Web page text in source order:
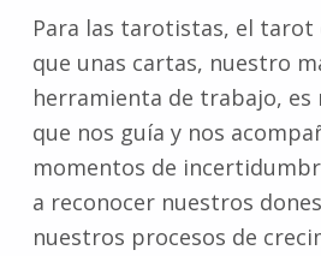
Para las tarotistas, el tarot
que unas cartas, nuestro
herramienta de trabajo, es
que nos guía y nos
momentos de
a reconocer nuestros
nuestros procesos de